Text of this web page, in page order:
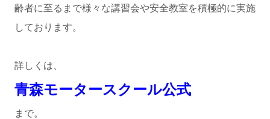
齢者に至るまで様々な講習会や安全教室を積極的に実施
しております。
詳しくは、
青森モータースクール公式
まで。